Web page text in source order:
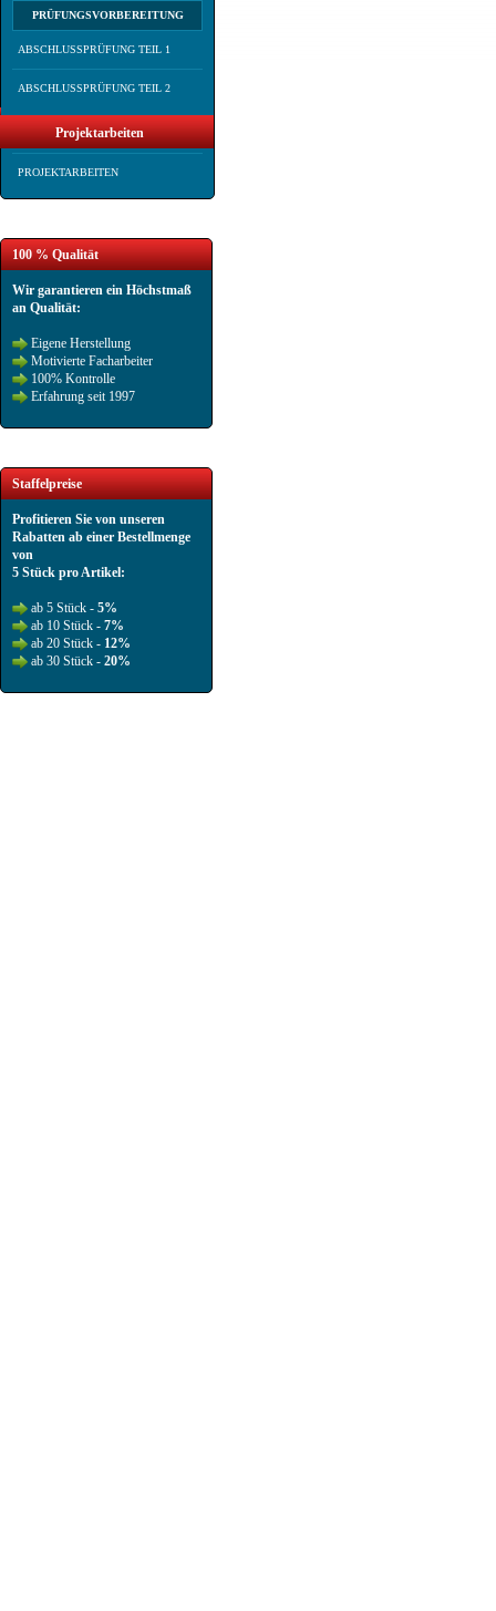
PRÜFUNGSVORBEREITUNG
ABSCHLUSSPRÜFUNG TEIL 1
ABSCHLUSSPRÜFUNG TEIL 2
Projektarbeiten
PROJEKTARBEITEN
100 % Qualität
Wir garantieren ein Höchstmaß
an Qualität:
Eigene Herstellung
Motivierte Facharbeiter
100% Kontrolle
Erfahrung seit 1997
Staffelpreise
Profitieren Sie von unseren
Rabatten ab einer Bestellmenge
von
5 Stück pro Artikel:
ab 5 Stück - 5%
ab 10 Stück - 7%
ab 20 Stück - 12%
ab 30 Stück - 20%